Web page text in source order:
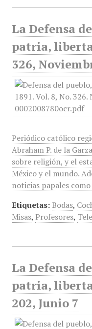
La Defensa
patria,
326,
Periódico católico
Abraham P. de la
sobre religión, y el
México y el mundo.
noticias papales
Etiquetas: Bodas,
Misas, Profesores,
La Defensa
patria,
202, Junio 7